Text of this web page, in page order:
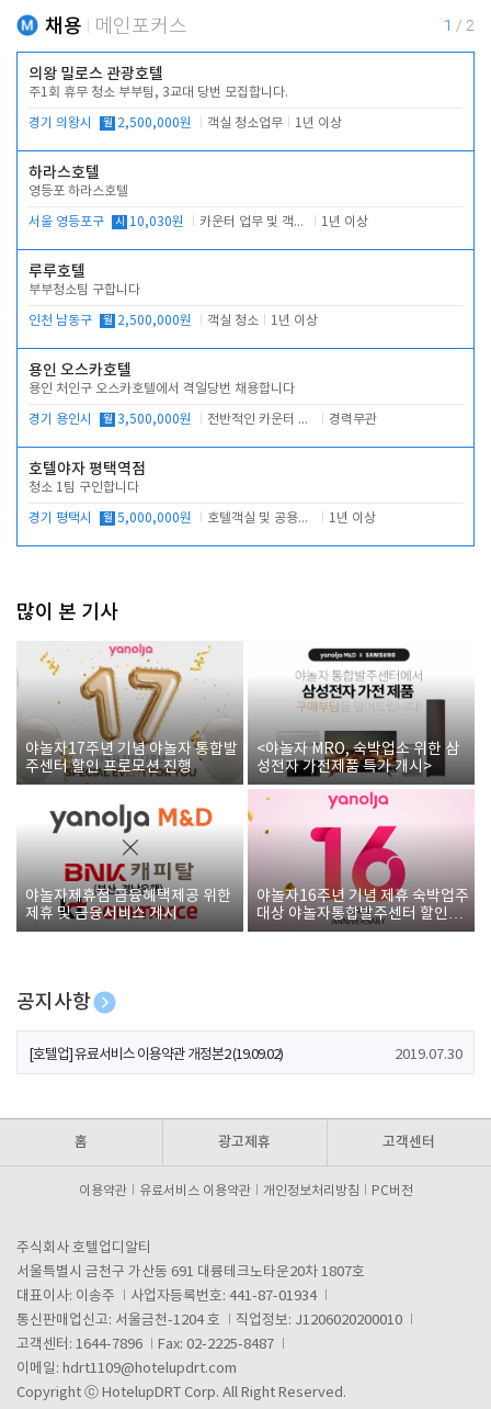
채용 메인포커스 1 / 2
의왕 밀로스 관광호텔
주1회 휴무 청소 부부팀, 3교대 당번 모집합니다.
경기 의왕시 월 2,500,000원 객실 청소업무 1년 이상
하라스호텔
영등포 하라스호텔
서울 영등포구 시 10,030원 카운터 업무 및 객실관리(청소상태 확인, 객실판매) 1년 이상
루루호텔
부부청소팀 구합니다
인천 남동구 월 2,500,000원 객실 청소 1년 이상
용인 오스카호텔
용인 처인구 오스카호텔에서 격일당번 채용합니다
경기 용인시 월 3,500,000원 전반적인 카운터 업무 경력무관
호텔야자 평택역점
청소 1팀 구인합니다
경기 평택시 월 5,000,000원 호텔객실 및 공용시설 청소 관리 1년 이상
많이 본 기사
야놀자17주년 기념 야놀자 통합발
주센터 할인 프로모션 진행
<야놀자 MRO, 숙박업소 위한 삼
성전자 가전제품 특가 개시>
야놀자제휴점 금융혜택제공 위한
제휴 및 금융서비스 게시
야놀자16주년 기념 제휴 숙박업주
대상 야놀자통합발주센터 할인쿠
폰 증정
공지사항
[호텔업] 개인정보 처리방침 개정본1 (19.09.02)
[호텔업] 유료서비스 이용약관 개정본2 (19.09.02) 2019.07.30
홈 광고제휴 고객센터
이용약관 유료서비스 이용약관 개인정보처리방침 PC버전
주식회사 호텔업디알티
서울특별시 금천구 가산동 691 대륭테크노타운20차 1807호
대표이사: 이송주
사업자등록번호: 441-87-01934
통신판매업신고: 서울금천-1204 호
직업정보: J1206020200010
고객센터: 1644-7896
Fax: 02-2225-8487
이메일: hdrt1109@hotelupdrt.com
Copyright ⓒ HotelupDRT Corp. All Right Reserved.